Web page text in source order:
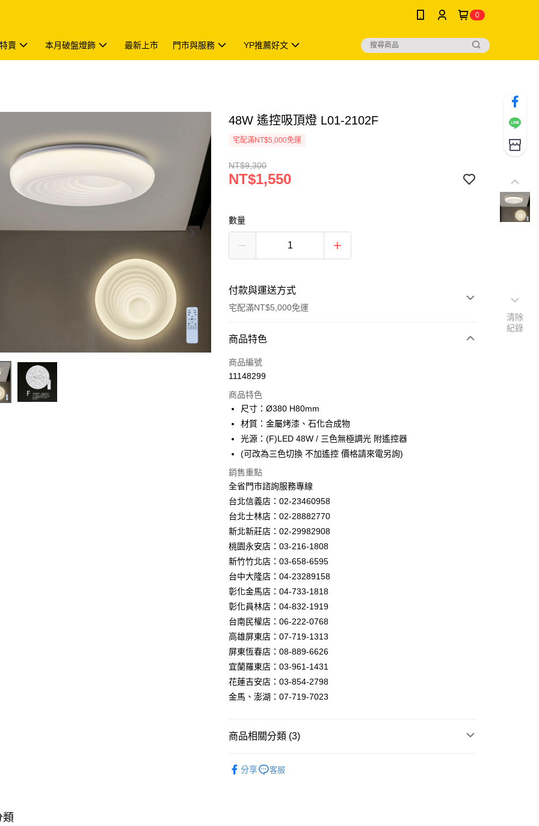
0
賣 本月破盤燈飾 最新上市 門市與服務 YP推薦好文
48W 遙控吸頂燈 L01-2102F
宅配滿NT$5,000免運
NT$9,300
NT$1,550
數量
付款與運送方式
宅配滿NT$5,000免運
付款方式
信用卡一次付款
Apple Pay
街口支付
悠遊付
Google Pay
AFTEE先享後付
相關說明
【關於「AFTEE先享後付」】
AFTEE先享後付是「在收到商品之後才付款」的支付方式。 讓您購物簡單
便利好安心！
１．簡單：不需註冊會員、不需綁卡、不需儲值。
２．便利：只要手機號碼，簡訊認證，即可結帳。
３．安心：先確認商品／服務後，再付款。
【「AFTEE先享後付」結帳流程】
付」結帳頁面，進行簡訊認證並確認金額後，即可完成結帳。
２．訂單成立數日內，您將收到繳費通知簡訊。
３．收到繳費通知簡訊後14天內，點擊此簡訊中的連結，可透過四大超商
／ATM／網路銀行／等多元方式進行付款，方視為交易完成。
※ 請注意：結帳手續完成當下不需立刻繳費，但若您需要取消訂單，請聯
絡購買商品的店家。未經商家同意取消之訂單仍視為有效，需透過AFTEE
付客戶支援中心」https://netprotections.freshdesk.com/support/home
１．透過由恩沛科技股份有限公司提供之「AFTEE先享後付」服務完成之
ATM付款
運送方式
新竹貨運宅配
每筆NT$180，滿NT$5,000(含以上)免運費
商品特色
商品編號
11148299
商品特色
尺寸：Ø380 H80mm
材質：金屬烤漆、石化合成物
光源：(F)LED 48W / 三色無極調光 附遙控器
(可改為三色切換 不加遙控 價格請來電另詢)
銷售重點
全省門市諮詢服務專線
台北信義店：02-23460958
台北士林店：02-28882770
新北新莊店：02-29982908
桃園永安店：03-216-1808
新竹竹北店：03-658-6595
台中大隆店：04-23289158
彰化金馬店：04-733-1818
彰化員林店：04-832-1919
台南民權店：06-222-0768
高雄屏東店：07-719-1313
屏東恆春店：08-889-6626
宜蘭羅東店：03-961-1431
花蓮吉安店：03-854-2798
金馬、澎湖：07-719-7023
商品相關分類 (3)
分享 客服
類
清除
紀錄